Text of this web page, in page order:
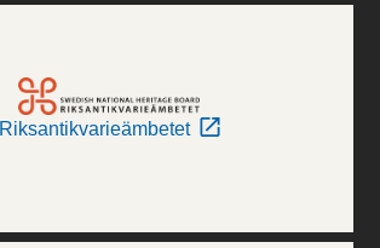
Riksantikvarieämbetet